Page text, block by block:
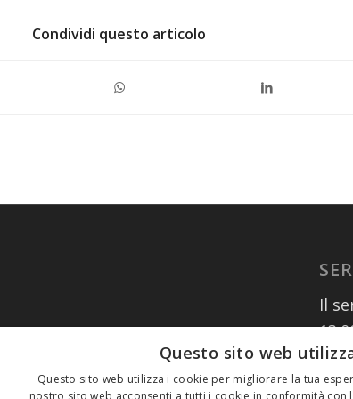
Condividi questo articolo
Il
02
Questo sito web
Questo sito web utilizza i cookie per migliorare la tua
nostro sito web acconsenti a tutti i cookie in conformità con